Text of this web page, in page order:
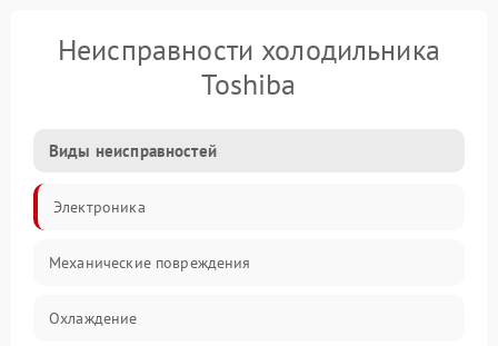
Неисправности холодильника
Toshiba
Виды неисправностей
Электроника
Механические повреждения
Охлаждение